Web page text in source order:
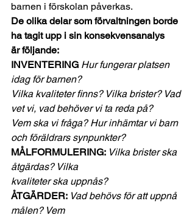
barnen i förskolan påverkas.
De olika delar som förvaltningen borde
ha tagit upp i sin konsekvensanalys
är följande:
INVENTERING Hur fungerar platsen
idag för barnen?
Vilka kvaliteter finns? Vilka brister? Vad
vet vi, vad behöver vi ta reda på?
Vem ska vi fråga? Hur inhämtar vi barn
och föräldrars synpunkter?
MÅLFORMULERING: Vilka brister ska
åtgärdas? Vilka
kvaliteter ska uppnås?
ÅTGÄRDER: Vad behövs för att uppnå
målen? Vem